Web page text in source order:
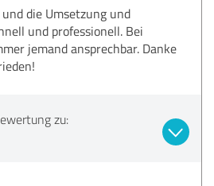
die Umsetzung und
und professionell. Bei
jemand ansprechbar. Danke
zu: